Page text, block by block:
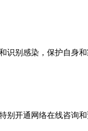
别感染，保护自身和
别开通网络在线咨询